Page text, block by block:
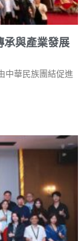
承與產業發展
中華民族團結促進